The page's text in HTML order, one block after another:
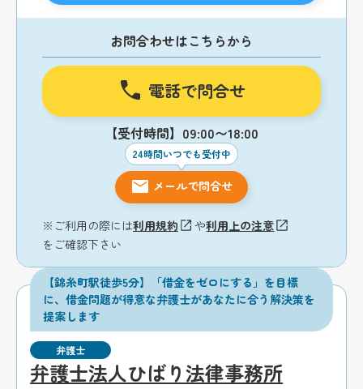
お問合わせはこちらから
電話で問合せ
【受付時間】09:00〜18:00
24時間いつでも受付中
メールで問合せ
※ご利用の際には利用規約 や利用上の注意
をご確認下さい
【錦糸町駅徒歩5分】「借金をゼロにする」を目標
に、借金問題が得意な弁護士があなたに合う解決策を
提案します
弁護士
弁護士法人ひばり法律事務所